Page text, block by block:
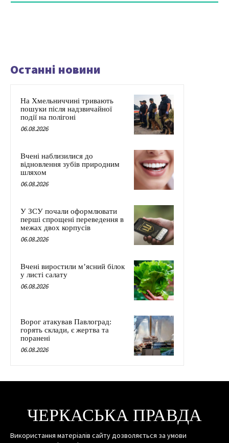
Останні новини
На Хмельниччині тривають
пошуки після надзвичайної
події на полігоні
06.08.2026
Вчені наблизилися до
відновлення зубів природним
шляхом
06.08.2026
У ЗСУ почали оформлювати
перші спрощені переведення в
межах двох корпусів
06.08.2026
Вчені виростили м’ясний білок
у листі салату
06.08.2026
Ворог атакував Павлоград:
горять склади, є жертва та
поранені
06.08.2026
ЧЕРКАСЬКА ПРАВДА
Використання матеріалів сайту дозволяється за умови